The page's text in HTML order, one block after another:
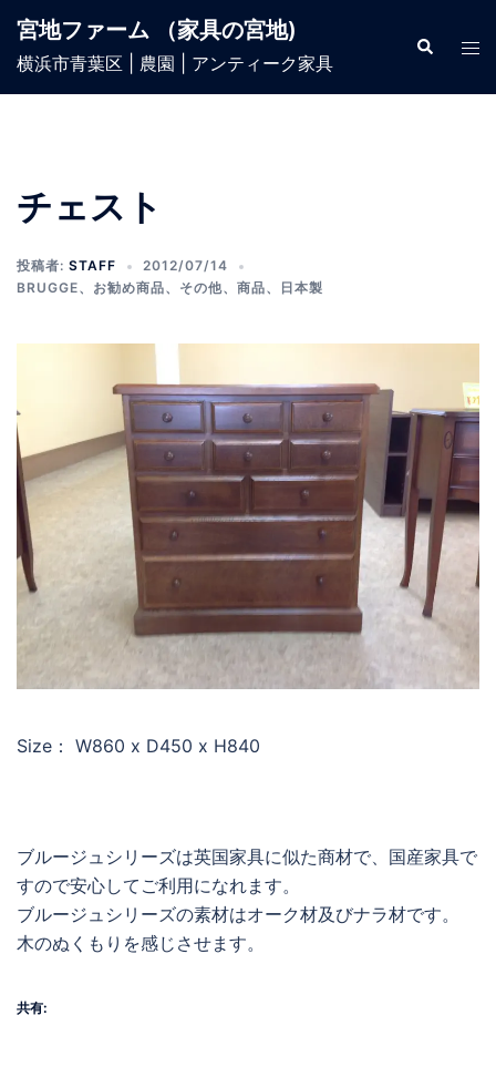
宮地ファーム （家具の宮地)
横浜市青葉区 | 農園 | アンティーク家具
チェスト
投稿者: STAFF
2012/07/14
BRUGGE、 お勧め商品、 その他、 商品、 日本製
Size： W860 x D450 x H840
ブルージュシリーズは英国家具に似た商材で、国産家具で
すので安心してご利用になれます。
ブルージュシリーズの素材はオーク材及びナラ材です。
木のぬくもりを感じさせます。
共有: